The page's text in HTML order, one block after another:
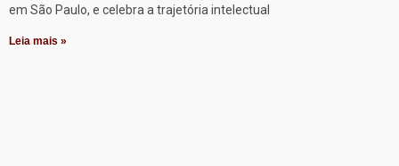
em São Paulo, e celebra a trajetória intelectual
Leia mais »